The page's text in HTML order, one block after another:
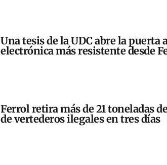
Una tesis de la UDC abre la puerta
electrónica más resistente desde
Ferrol retira más de 21 toneladas
de vertederos ilegales en tres días